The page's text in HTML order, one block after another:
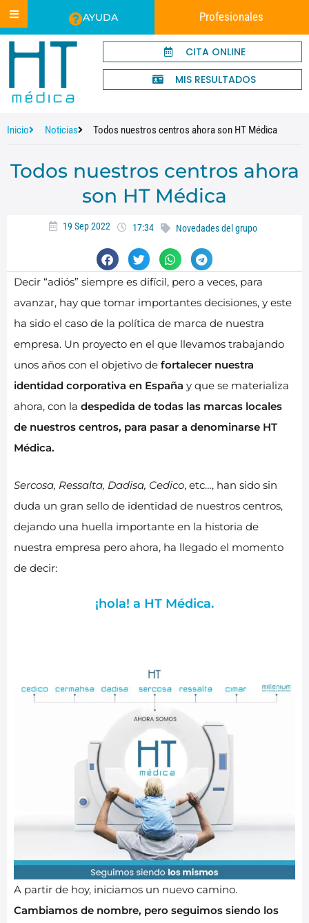
AYUDA Profesionales
CITA ONLINE
MIS RESULTADOS
Inicio Noticias Todos nuestros centros ahora son HT Médica
Todos nuestros centros ahora
son HT Médica
19 Sep 2022 17:34 Novedades del grupo
Decir “adiós” siempre es difícil, pero a veces, para
avanzar, hay que tomar importantes decisiones, y este
ha sido el caso de la política de marca de nuestra
empresa. Un proyecto en el que llevamos trabajando
unos años con el objetivo de fortalecer nuestra
identidad corporativa en España y que se materializa
ahora, con la despedida de todas las marcas locales
de nuestros centros, para pasar a denominarse HT
Médica.
Sercosa, Ressalta, Dadisa, Cedico, etc…, han sido sin
duda un gran sello de identidad de nuestros centros,
dejando una huella importante en la historia de
nuestra empresa pero ahora, ha llegado el momento
de decir:
¡hola! a HT Médica.
A partir de hoy, iniciamos un nuevo camino.
Cambiamos de nombre, pero seguimos siendo los